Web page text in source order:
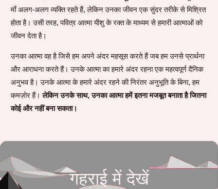
माँ अलग-अलग व्यक्ति रहते हैं, लेकिन उनका जीवन एक सुंदर तरीके से मिश्रित
होता है। उसी तरह, पवित्र आत्मा यीशु के रक्त के माध्यम से हमारी आत्माओं को
जीवन देता है।
उनका आत्मा वह है जिसे हम अपने अंदर महसूस करते हैं जब हम उनसे प्रार्थना
और आराधना करते हैं। उनके आत्मा का हमारे अंदर रहना एक महत्वपूर्ण दैनिक
अनुभव है। उनके आत्मा के हमारे अंदर रहने की निरंतर अनुभूति के बिना, हम
कमज़ोर हैं।लेकिन उनके साथ, उनका आत्मा हमें इतना मजबूत बनाता है जितना
कोई और नहीं बना सकता।
गहराई में देखें